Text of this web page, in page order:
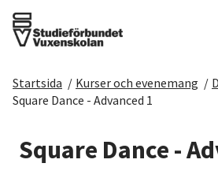
Det här gör vi
För dig som
Startsida / Kurser och evenemang /
Square Dance - Advanced 1
Square Dance -